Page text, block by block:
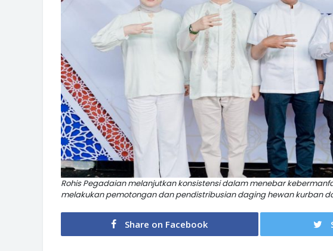
Rohis Pegadaian melanjutkan konsistensi dalam menebar
melakukan pemotongan dan pendistribusian daging hewan kurban
Share on Facebook